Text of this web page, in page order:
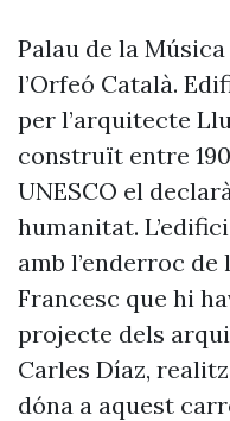
Palau de la
l’Orfeó Català.
per l’arquitecte
construït entre
UNESCO el
humanitat.
amb l’enderroc de
Francesc que hi
projecte dels
Carles Díaz,
dóna a aquest